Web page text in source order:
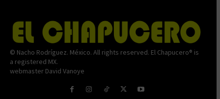
© Nacho Rodríguez. México. All rights reserved. El Chapucero® is
a registered MX.
webmaster David Vanoye